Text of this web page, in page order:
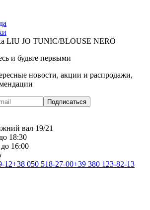
LIU JO TUNIC/BLOUSE NERO
и будьте первыми
новости, акции и распродажи,
Подписаться
вал 19/21
18:30
16:00
12+38 050 518-27-00+39 380 123-82-13